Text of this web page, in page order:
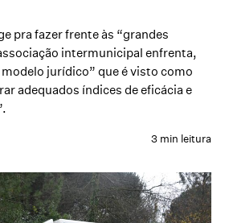
pra fazer frente às “grandes
intermunicipal enfrenta,
jurídico” que é visto como
adequados índices de eficácia e
3 min leitura